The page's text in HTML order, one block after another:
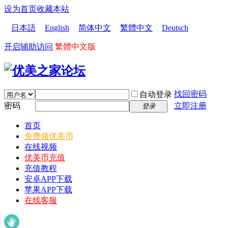
设为首页收藏本站
日本語 English 简体中文 繁體中文 Deutsch
开启辅助访问 繁體中文版
自动登录 找回密码
密码
登录 立即注册
首页
免费领优美币
在线视频
优美币充值
充值教程
安卓APP下载
苹果APP下载
在线客服